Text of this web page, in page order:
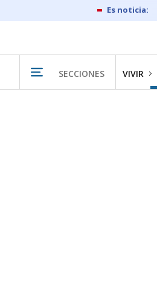
SECCIONES VIVIR